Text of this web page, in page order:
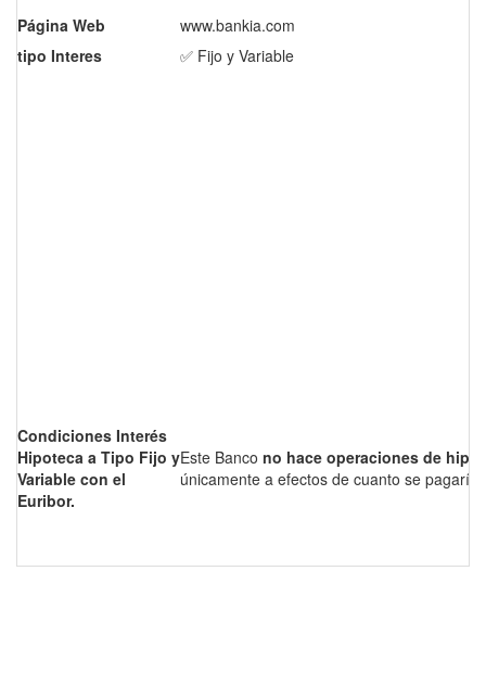
Página Web
www.bankia.com
tipo Interes
✅ Fijo y Variable
Condiciones Interés
Hipoteca a Tipo Fijo y
Variable con el
Euribor.
Este Banco no hace operaciones de
únicamente a efectos de cuanto se